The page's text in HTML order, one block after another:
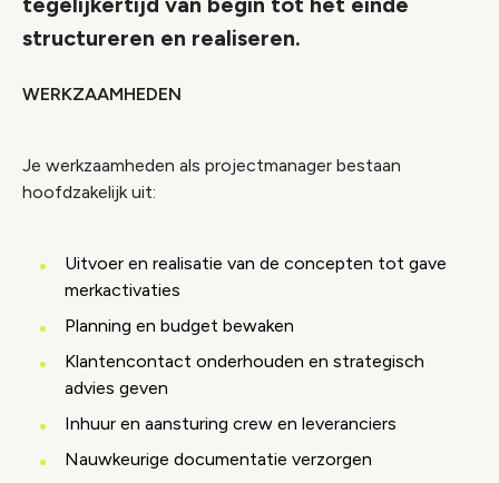
structureren en realiseren.
WERKZAAMHEDEN
Je werkzaamheden als projectmanager bestaan
hoofdzakelijk uit:
Uitvoer en realisatie van de concepten tot gave
merkactivaties
Planning en budget bewaken
Klantencontact onderhouden en strategisch
advies geven
Inhuur en aansturing crew en leveranciers
Nauwkeurige documentatie verzorgen